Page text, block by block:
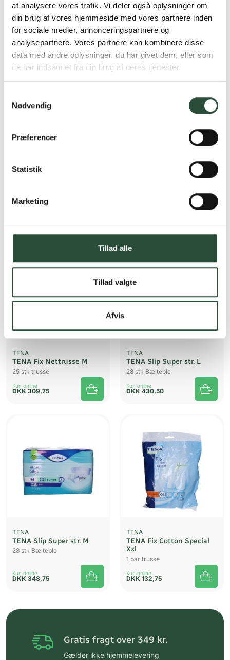
at analysere vores trafik. Vi deler også oplysninger om
din brug af vores hjemmeside med vores partnere inden
for sociale medier, annonceringspartnere og
analysepartnere. Vores partnere kan kombinere disse
data med andre oplysninger, du har givet dem, eller som
de har indsamlet fra din brug af deres tjenester.
Nødvendig
Præferencer
Statistik
Marketing
Tillad alle
Tillad valgte
Afvis
1 stk fikseringstrusse
Kun online
120,75
1 stk fikseringstrusse
Kun online
PlantsOrigins
PlantsOrigins –
TENA Slip Plus str. S
TENA
TENA Fix Nettrusse M
25 stk trusse
Kun online
DKK 309,75
TENA
TENA Slip Super str. L
28 stk Bælteble
Kun online
DKK 430,50
TENA
TENA Slip Super str. M
28 stk Bælteble
Kun online
DKK 348,75
TENA
TENA Fix Cotton Special
Xxl
1 par trusse
Kun online
DKK 132,75
Gratis fragt over 349 kr.
Gælder ikke hjemmelevering